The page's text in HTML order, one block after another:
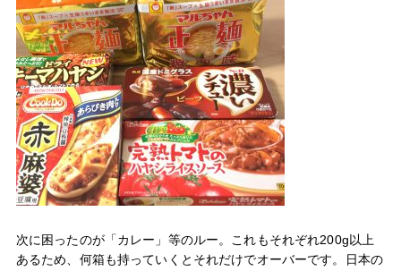
次に困ったのが「カレー」等のルー。これもそれぞれ200g以上
あるため、何箱も持っていくとそれだけでオーバーです。日本の